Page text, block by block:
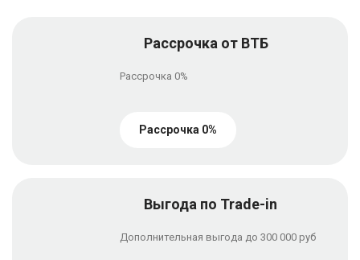
Рассрочка от ВТБ
Рассрочка 0%
Рассрочка 0%
Выгода по Trade-in
Дополнительная выгода до 300 000 руб